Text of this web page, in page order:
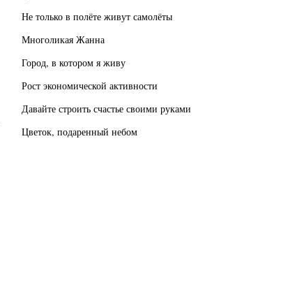
Не только в полёте живут самолёты
Многоликая Жанна
Город, в котором я живу
Рост экономической активности
Давайте строить счастье своими руками
Цветок, подаренный небом